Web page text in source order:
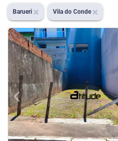
Barueri Vila do Conde
arrow_back_iosPrevious